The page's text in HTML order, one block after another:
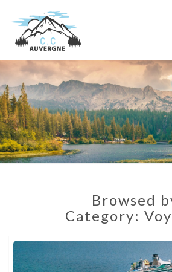
Browsed
Category: